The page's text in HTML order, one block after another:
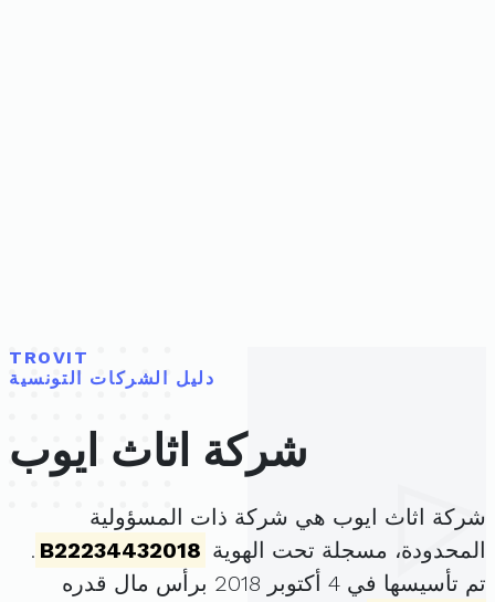
TROVIT
دليل الشركات التونسية
شركة اثاث ايوب
شركة اثاث ايوب هي شركة ذات المسؤولية
المحدودة، مسجلة تحت الهوية B22234432018
.
تم تأسيسها في 4 أكتوبر 2018 برأس مال قدره